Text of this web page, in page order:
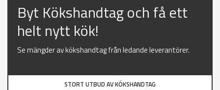
Byt Kökshandtag och få ett
helt nytt kök!
Se mängder av kökshandtag från ledande leverantörer.
STORT UTBUD AV KÖKSHANDTAG